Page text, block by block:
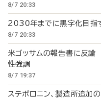
8/7 20:33
2030年までに黒字化目
8/7 20:33
米ゴッサムの報告書に反
性強調
8/7 19:37
ステボロニン、製造所追加